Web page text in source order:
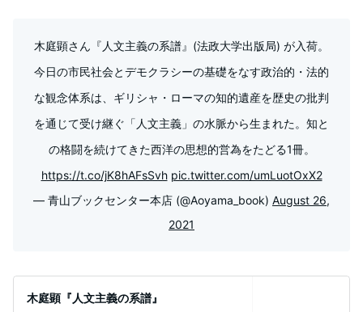
木庭顕さん『人文主義の系譜』(法政大学出版局) が入荷。
今日の市民社会とデモクラシーの基礎をなす政治的・法的
な観念体系は、ギリシャ・ローマの知的遺産を歴史の批判
を通じて受け継ぐ「人文主義」の水脈から生まれた。知と
の格闘を続けてきた西洋の思想的営為をたどる1冊。
https://t.co/jK8hAFsSvh pic.twitter.com/umLuotOxX2
— 青山ブックセンター本店 (@Aoyama_book) August 26,
2021
木庭顕『人文主義の系譜』